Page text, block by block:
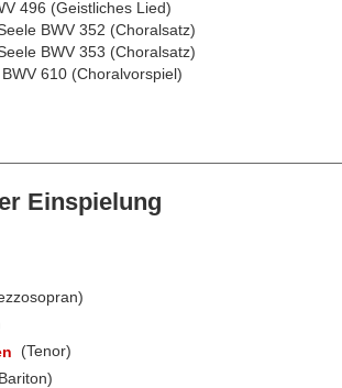
496 (Geistliches Lied)
BWV 352 (Choralsatz)
BWV 353 (Choralsatz)
610 (Choralvorspiel)
Einspielung
(Tenor)